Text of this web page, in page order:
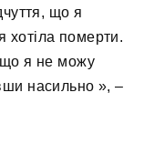
що я
хотіла померти.
що я не можу
насильно », –